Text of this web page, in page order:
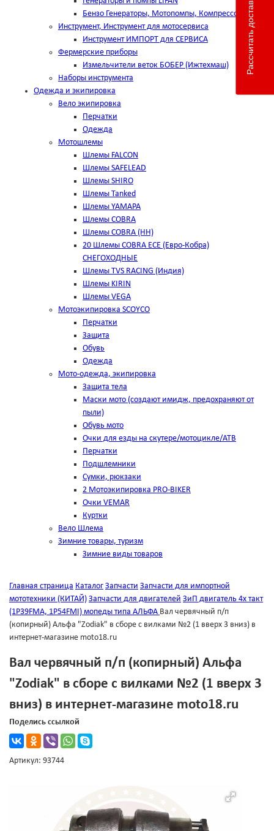
Бензо Генераторы, Мотопомпы, Компрессоры
Инструмент, Инструмент для мотосервиса
Инструмент ИМПОРТ для СЕРВИСА
Фермерские приборы
Измельчители веток БОБЕР (Ижтехмаш)
Наборы инструмента
Одежда и экипировка
Вело экипировка
Перчатки
Одежда
Мотошлемы
Шлемы FALCON
Шлемы SAFELEAD
Шлемы SHIRO
Шлемы Tanked
Шлемы YAMAPA
Шлемы COBRA
Шлемы COBRA (HH)
20 Шлемы COBRA ECE (Евро-Кобра)
СНЕГОХОДНЫЕ
Шлемы TVS RACING (Индия)
Шлемы KIRIN
Шлемы VEGA
Мотоэкипировка SCOYCO
Перчатки
Защита
Обувь
Одежда
Мото-одежда, экипировка
Защита тела
Маски мото (создают имидж, предохраняют от
пыли)
Обувь мото
Очки для езды на скутере/мотоцикле/АТВ
Перчатки
Подшлемники
Сумки, рюкзаки
2 Мотоэкипировка PRO-BIKER
Очки VEMAR
Куртки
Вело Шлема
Зимние товары, туризм
Зимние виды товаров
Главная страница Каталог Запчасти Запчасти для импортной
мототехники (КИТАЙ) Запчасти для двигателей ЗиП двигатель 4х такт
(1Р39FMА, 1Р54FMI) мопеды типа АЛЬФА Вал червячный п/п
(копирный) Альфа "Zodiak" в сборе с вилками №2 (1 вверх 3 вниз) в
интернет-магазине moto18.ru
Вал червячный п/п (копирный) Альфа
"Zodiak" в сборе с вилками №2 (1 вверх 3
вниз) в интернет-магазине moto18.ru
Поделись ссылкой
Артикул: 93744
Рассчитать доставку